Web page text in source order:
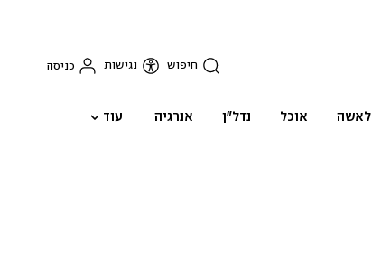
חיפוש נגישות כניסה
לאשה אוכל נדל"ן אנרגיה עוד